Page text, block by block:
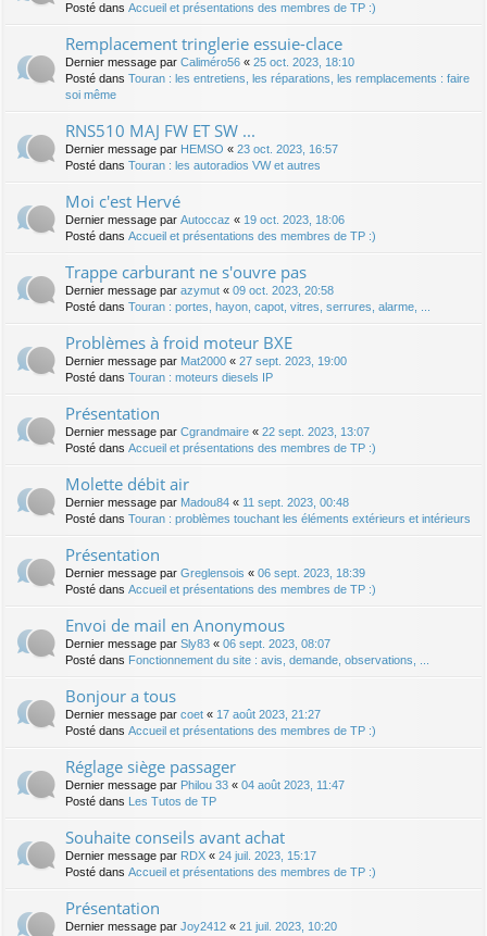
Posté dans Accueil et présentations des membres de TP :)
Remplacement tringlerie essuie-clace
Dernier message par Caliméro56 « 25 oct. 2023, 18:10
Posté dans Touran : les entretiens, les réparations, les remplacements : faire
soi même
RNS510 MAJ FW ET SW ...
Dernier message par HEMSO « 23 oct. 2023, 16:57
Posté dans Touran : les autoradios VW et autres
Moi c'est Hervé
Dernier message par Autoccaz « 19 oct. 2023, 18:06
Posté dans Accueil et présentations des membres de TP :)
Trappe carburant ne s'ouvre pas
Dernier message par azymut « 09 oct. 2023, 20:58
Posté dans Touran : portes, hayon, capot, vitres, serrures, alarme, ...
Problèmes à froid moteur BXE
Dernier message par Mat2000 « 27 sept. 2023, 19:00
Posté dans Touran : moteurs diesels IP
Présentation
Dernier message par Cgrandmaire « 22 sept. 2023, 13:07
Posté dans Accueil et présentations des membres de TP :)
Molette débit air
Dernier message par Madou84 « 11 sept. 2023, 00:48
Posté dans Touran : problèmes touchant les éléments extérieurs et intérieurs
Présentation
Dernier message par Greglensois « 06 sept. 2023, 18:39
Posté dans Accueil et présentations des membres de TP :)
Envoi de mail en Anonymous
Dernier message par Sly83 « 06 sept. 2023, 08:07
Posté dans Fonctionnement du site : avis, demande, observations, ...
Bonjour a tous
Dernier message par coet « 17 août 2023, 21:27
Posté dans Accueil et présentations des membres de TP :)
Réglage siège passager
Dernier message par Philou 33 « 04 août 2023, 11:47
Posté dans Les Tutos de TP
Souhaite conseils avant achat
Dernier message par RDX « 24 juil. 2023, 15:17
Posté dans Accueil et présentations des membres de TP :)
Présentation
Dernier message par Joy2412 « 21 juil. 2023, 10:20